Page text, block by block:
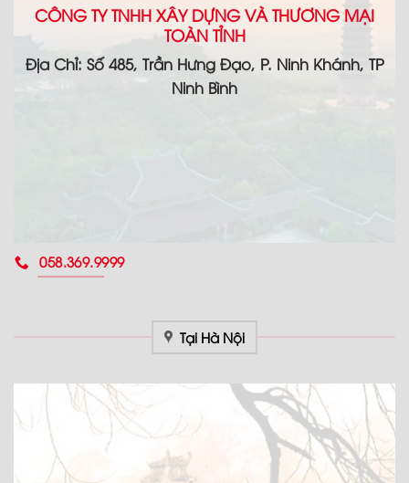
CÔNG TY TNHH XÂY DỰNG VÀ THƯƠNG MẠI
TOÀN TỈNH
Địa Chỉ: Số 485, Trần Hưng Đạo, P. Ninh Khánh, TP
Ninh Bình
058.369.9999
Tại Hà Nội